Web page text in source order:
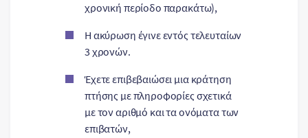
χρονική περίοδο παρακάτω),
Η ακύρωση έγινε εντός τελευταίων
3 χρονών.
Έχετε επιβεβαιώσει μια κράτηση
πτήσης με πληροφορίες σχετικά
με τον αριθμό και τα ονόματα των
επιβατών,